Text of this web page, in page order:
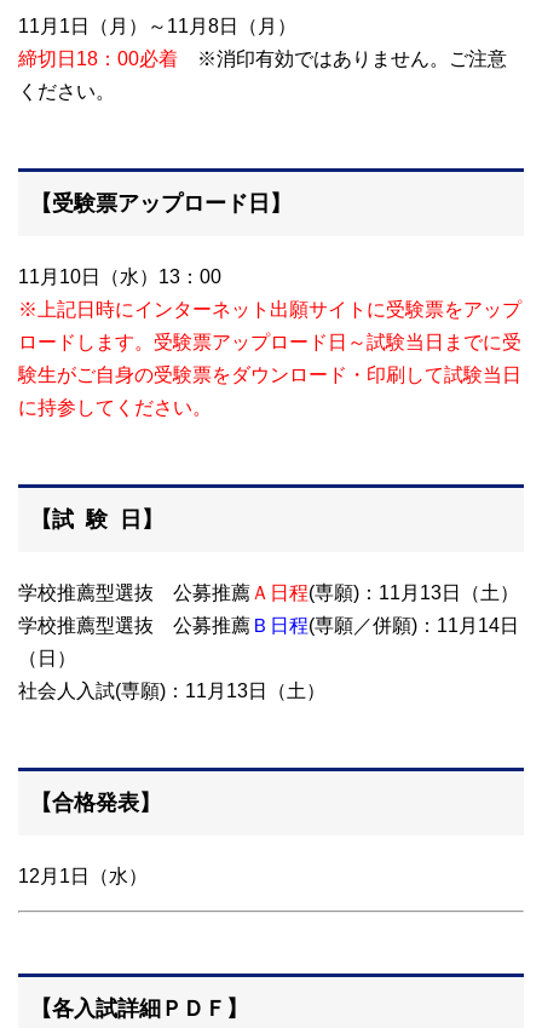
11月1日（月）～11月8日（月）
締切日18：00必着
※消印有効ではありません。ご注意
ください。
【受験票アップロード日】
11月10日（水）13：00
※上記日時にインターネット出願サイトに受験票をアップ
ロードします。受験票アップロード日～試験当日までに受
験生がご自身の受験票をダウンロード・印刷して試験当日
に持参してください。
【試 験 日】
学校推薦型選抜 公募推薦 Ａ日程(専願)：11月13日（土）
学校推薦型選抜 公募推薦 Ｂ日程(専願／併願)：11月14日
（日）
社会人入試(専願)：11月13日（土）
【合格発表】
12月1日（水）
【各入試詳細ＰＤＦ】